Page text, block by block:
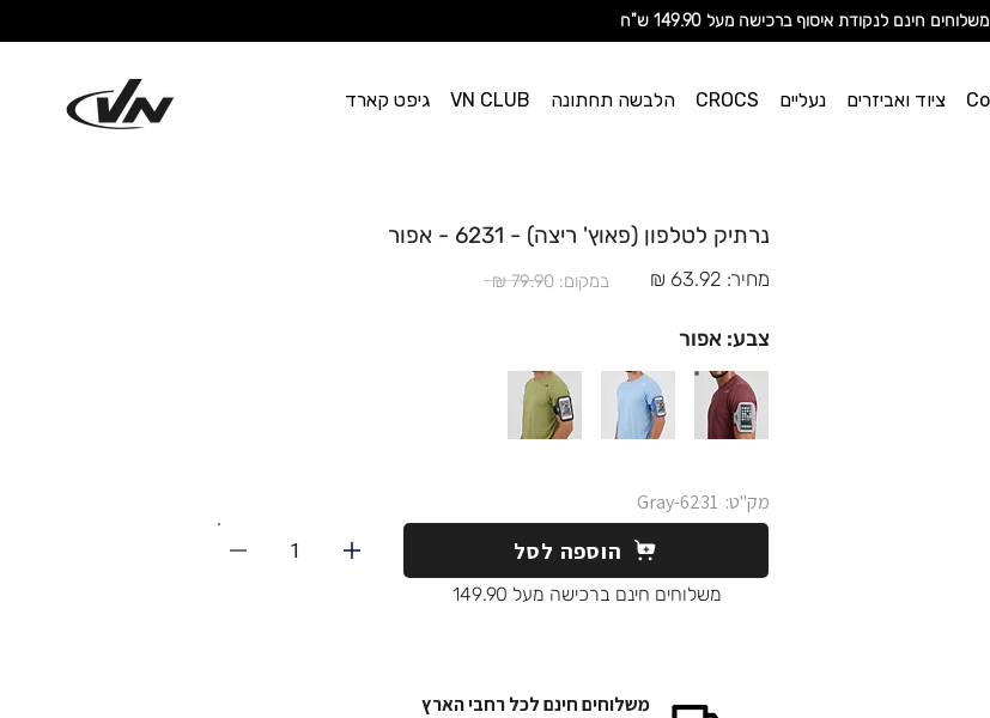
משלוחים חינם לנקודת איסוף ברכישה מעל 149.90 ש"ח
ציוד ואביזרים נעליים CROCS הלבשה תחתונה VN CLUB גיפט קארד
נרתיק לטלפון (פאוץ' ריצה) - 6231 - אפור
מחיר: 63.92 ₪ במקום: 79.90 ₪
צבע: אפור
6231-Gray מק"ט:
הוספה לסל 1
משלוחים חינם ברכישה מעל 149.90
משלוחים חינם לכל רחבי הארץ